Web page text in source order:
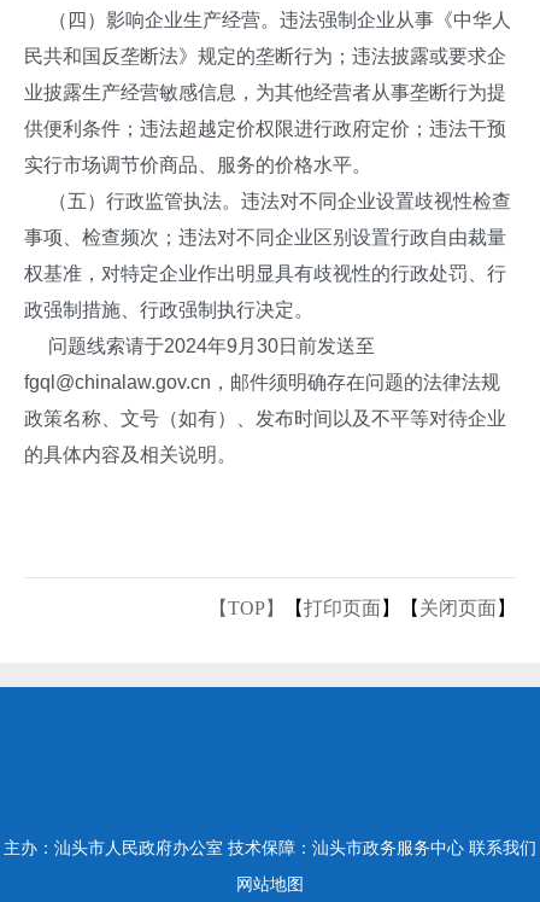
（四）影响企业生产经营。违法强制企业从事《中华人
民共和国反垄断法》规定的垄断行为；违法披露或要求企
业披露生产经营敏感信息，为其他经营者从事垄断行为提
供便利条件；违法超越定价权限进行政府定价；违法干预
实行市场调节价商品、服务的价格水平。
（五）行政监管执法。违法对不同企业设置歧视性检查
事项、检查频次；违法对不同企业区别设置行政自由裁量
权基准，对特定企业作出明显具有歧视性的行政处罚、行
政强制措施、行政强制执行决定。
问题线索请于2024年9月30日前发送至
fgql@chinalaw.gov.cn，邮件须明确存在问题的法律法规
政策名称、文号（如有）、发布时间以及不平等对待企业
的具体内容及相关说明。
【TOP】 【打印页面】【 关闭页面】
主办：汕头市人民政府办公室 技术保障：汕头市政务服务中心 联系我们
网站地图